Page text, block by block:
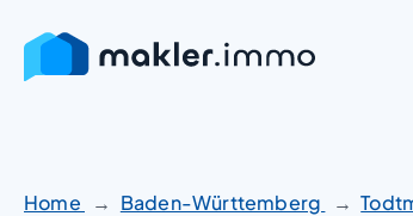
Home Baden-Württemberg